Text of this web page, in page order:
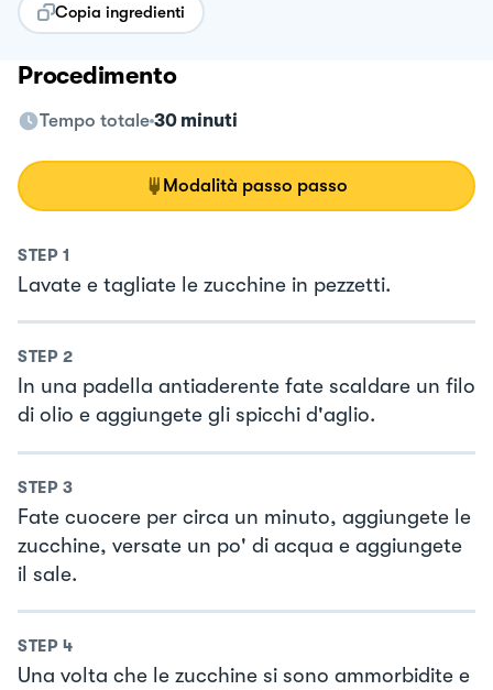
Copia ingredienti
Procedimento
Tempo totale 30 minuti
Modalità passo passo
STEP 1
Lavate e tagliate le zucchine in pezzetti.
STEP 2
In una padella antiaderente fate scaldare un filo
di olio e aggiungete gli spicchi d'aglio.
STEP 3
Fate cuocere per circa un minuto, aggiungete le
zucchine, versate un po' di acqua e aggiungete
il sale.
STEP 4
Una volta che le zucchine si sono ammorbidite e